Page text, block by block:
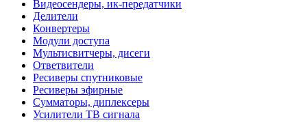
Видеосендеры, ик-передатчики
Делители
Конвертеры
Модули доступа
Мультисвитчеры, дисеги
Ответвители
Ресиверы спутниковые
Ресиверы эфирные
Сумматоры, диплексеры
Усилители ТВ сигнала